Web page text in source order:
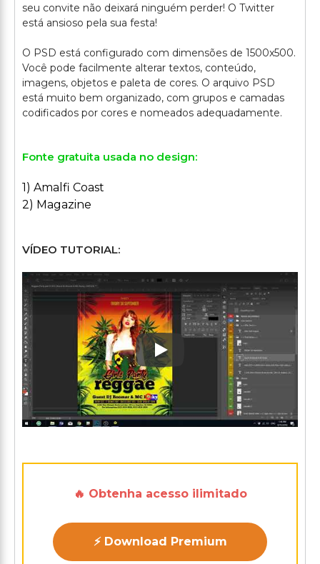
seu convite não deixará ninguém perder! O Twitter
está ansioso pela sua festa!
O PSD está configurado com dimensões de 1500x500.
Você pode facilmente alterar textos, conteúdo,
imagens, objetos e paleta de cores. O arquivo PSD
está muito bem organizado, com grupos e camadas
Fonte gratuita usada no design:
1) Amalfi Coast
2) Magazine
VÍDEO TUTORIAL:
Play: Keynote (Google I/O
🔥 Obtenha acesso ilimitado
⚡ Download Premium